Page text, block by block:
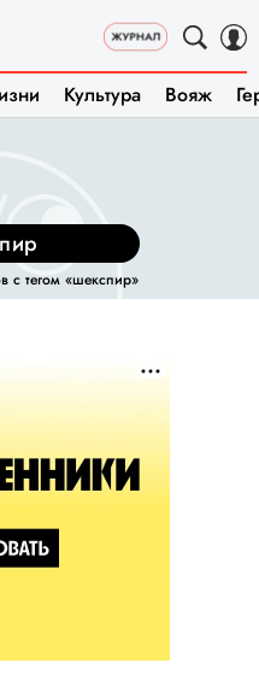
Культура Вояж
с тегом «шекспир»